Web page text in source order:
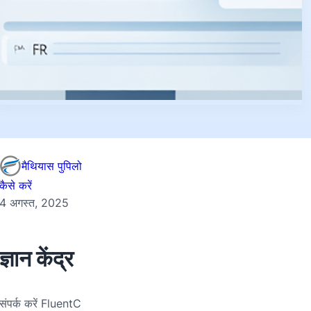
मैथियास पुपिलो
कैसे करें
4 अगस्त, 2025
ज्ञान केंद्र
संपर्क करें FluentC